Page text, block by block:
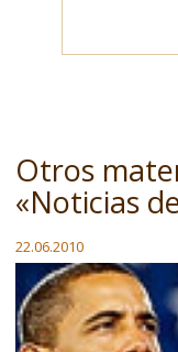
Otros
«Noticias
22.06.2010